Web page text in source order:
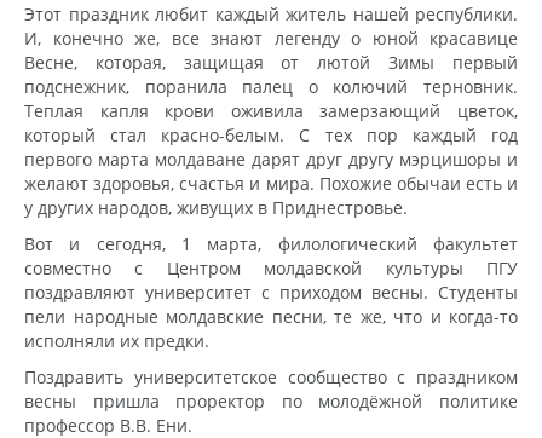
Этот праздник любит каждый житель нашей республики.
И, конечно же, все знают легенду о юной красавице
Весне, которая, защищая от лютой Зимы первый
подснежник, поранила палец о колючий терновник.
Теплая капля крови оживила замерзающий цветок,
который стал красно-белым. С тех пор каждый год
первого марта молдаване дарят друг другу мэрцишоры и
желают здоровья, счастья и мира. Похожие обычаи есть и
у других народов, живущих в Приднестровье.
Вот и сегодня, 1 марта, филологический факультет
совместно с Центром молдавской культуры ПГУ
поздравляют университет с приходом весны. Студенты
пели народные молдавские песни, те же, что и когда-то
исполняли их предки.
Поздравить университетское сообщество с праздником
весны пришла проректор по молодёжной политике
профессор В.В. Ени.